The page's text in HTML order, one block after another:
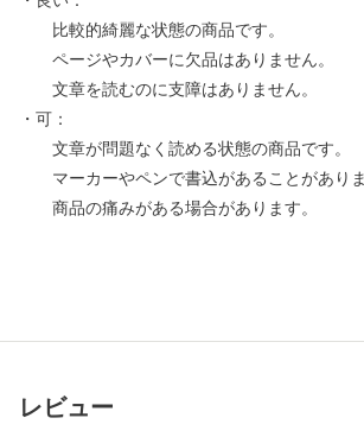
比較的綺麗な状態の商品です。
ページやカバーに欠品はありません。
文章を読むのに支障はありません。
・可：
文章が問題なく読める状態の商品です。
マーカーやペンで書込があることがありま
商品の痛みがある場合があります。
レビュー